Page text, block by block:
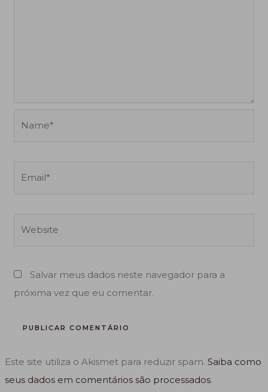
Salvar meus dados neste navegador para a
próxima vez que eu comentar.
Este site utiliza o Akismet para reduzir spam.Saiba como
seus dados em comentários são processados.